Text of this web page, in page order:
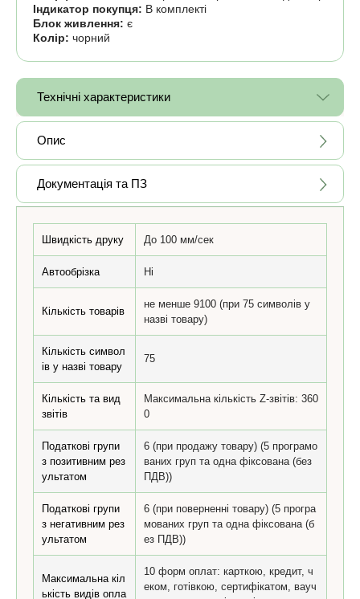
Індикатор покупця: В комплекті
Блок живлення: є
Колір: чорний
Технічні характеристики
Опис
Документація та ПЗ
Швидкість друку До 100 мм/сек
Автообрізка Ні
Кількість товарів
не менше 9100 (при 75 символів у
назві товару)
Кількість символ
ів у назві товару
75
Кількість та вид
звітів
Максимальна кількість Z-звітів: 360
0
Податкові групи
з позитивним рез
ультатом
6 (при продажу товару) (5 програмо
ваних груп та одна фіксована (без
ПДВ))
Податкові групи
з негативним рез
ультатом
6 (при поверненні товару) (5 програ
мованих груп та одна фіксована (б
ез ПДВ))
Максимальна кіл
ькість видів опла
10 форм оплат: карткою, кредит, ч
еком, готівкою, сертифікатом, вауч